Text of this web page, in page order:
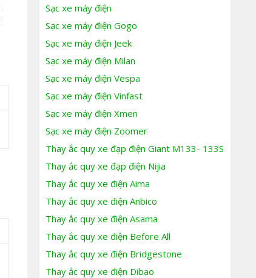
Sạc xe máy điện
Sạc xe máy điện Gogo
Sạc xe máy điện Jeek
Sạc xe máy điện Milan
Sạc xe máy điện Vespa
Sạc xe máy điện Vinfast
Sạc xe máy điện Xmen
Sạc xe máy điện Zoomer
Thay ắc quy xe đạp điện Giant M133- 133S
Thay ắc quy xe đạp điện Nijia
Thay ắc quy xe điện Aima
Thay ắc quy xe điện Anbico
Thay ắc quy xe điện Asama
Thay ắc quy xe điện Before All
Thay ắc quy xe điện Bridgestone
Thay ắc quy xe điện Dibao